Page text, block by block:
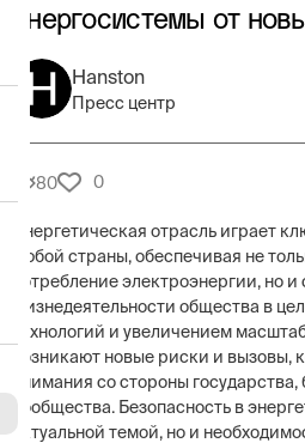
энергосистемы от
Hanston
Пресс центр
80 0
Энергетическая отрасль играет
любой страны, обеспечивая не
потребление электроэнергии, но и
жизнедеятельности общества в
технологий и увеличением
возникают новые риски и вызовы,
внимания со стороны государства,
сообщества. Безопасность в
актуальной темой, но и